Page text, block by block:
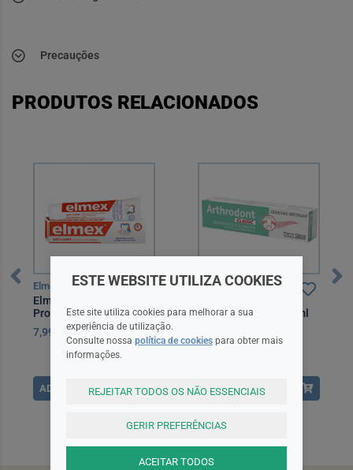
Precauções
PRODUTOS RELACIONADOS
Elmex
Elmex Proteção Cáries
Profissional 75 ml
7,99EUR
ADICIONAR
Arthrodont
Pasta Dentífrica 75 ml
ADICIONAR
ESTE WEBSITE UTILIZA COOKIES
Este site utiliza cookies para melhorar a sua
experiência de utilização.
Consulte nossa política de cookies para obter mais
informações.
REJEITAR TODOS OS NÃO ESSENCIAIS
GERIR PREFERÊNCIAS
ACEITAR TODOS